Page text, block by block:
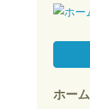
ホー